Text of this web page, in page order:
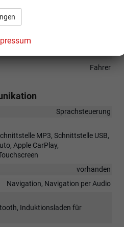
mit Lenkradheizung
Sitzheizung, Sitzheizung hinten,
Fahrer
Sprachsteuerung
MP3, Schnittstelle USB,
Apple CarPlay,
vorhanden
Navigation, Navigation per Audio
Induktionsladen für